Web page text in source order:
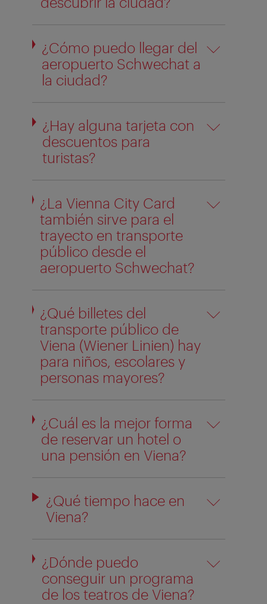
¿Cómo puedo llegar del
aeropuerto Schwechat a
la ciudad?
¿Hay alguna tarjeta con
descuentos para
turistas?
¿La Vienna City Card
también sirve para el
trayecto en transporte
público desde el
aeropuerto Schwechat?
¿Qué billetes del
transporte público de
Viena (Wiener Linien) hay
para niños, escolares y
personas mayores?
¿Cuál es la mejor forma
de reservar un hotel o
una pensión en Viena?
¿Qué tiempo hace en
Viena?
¿Dónde puedo
conseguir un programa
de los teatros de Viena?